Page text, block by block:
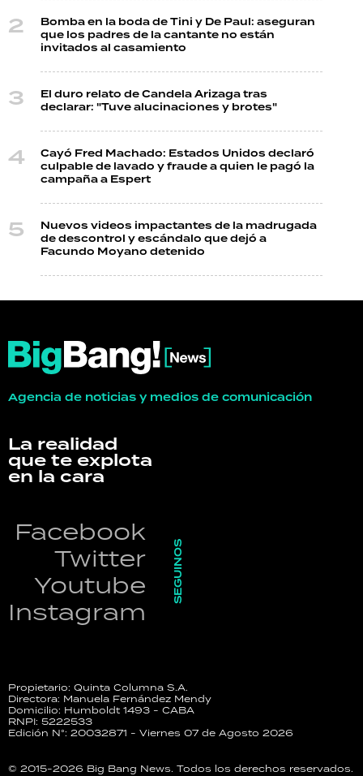
Bomba en la boda de Tini y De Paul: aseguran
que los padres de la cantante no están
invitados al casamiento
El duro relato de Candela Arizaga tras
declarar: "Tuve alucinaciones y brotes"
Cayó Fred Machado: Estados Unidos declaró
culpable de lavado y fraude a quien le pagó la
campaña a Espert
Nuevos videos impactantes de la madrugada
de descontrol y escándalo que dejó a
Facundo Moyano detenido
Agencia de noticias y medios de comunicación
La realidad
que te explota
en la cara
Facebook
Twitter
Youtube
Instagram
SEGUINOS
Propietario: Quinta Columna S.A.
Directora: Manuela Fernández Mendy
Domicilio: Humboldt 1493 - CABA
RNPI: 5222533
Edición N°: 20032871 - Viernes 07 de Agosto 2026
© 2015-2026 Big Bang News. Todos los derechos reservados.